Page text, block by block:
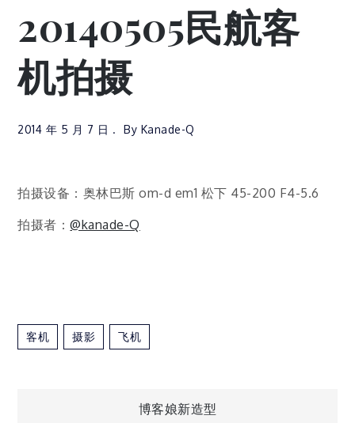
20140505民航客
机拍摄
2014 年 5 月 7 日 By Kanade-Q
拍摄设备：奥林巴斯 om-d em1 松下 45-200 F4-5.6
拍摄者：@kanade-Q
客机 摄影 飞机
博客娘新造型